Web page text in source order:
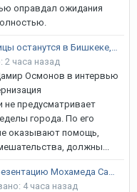
оправдал ожидания
2 часа назад
Осмонов в интервью
предусматривает
города. По его
оказывают помощь,
должны...
4 часа назад